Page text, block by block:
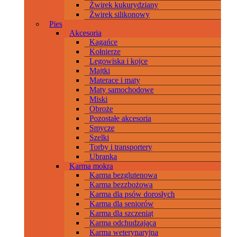
Żwirek kukurydziany
Żwirek silikonowy
Pies
Akcesoria
Kagańce
Kołnierze
Legowiska i kojce
Majtki
Materace i maty
Maty samochodowe
Miski
Obroże
Pozostałe akcesoria
Smycze
Szelki
Torby i transportery
Ubranka
Karma mokra
Karma bezglutenowa
Karma bezzbożowa
Karma dla psów dorosłych
Karma dla seniorów
Karma dla szczeniąt
Karma odchudzająca
Karma weterynaryjna